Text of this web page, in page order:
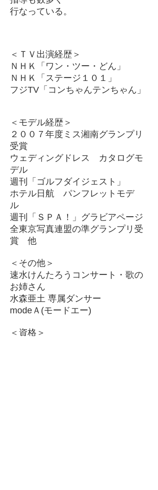
行なっている。
＜ＴＶ出演経歴＞
ＮＨＫ「ワン・ツー・どん」
ＮＨＫ「ステージ１０１」
フジTV「コンちゃんテンちゃん」
＜モデル経歴＞
２００７年度ミス湘南グランプリ
受賞
ウェディングドレス カタログモ
デル
週刊「ゴルフダイジェスト」
ホテル日航 パンフレットモデ
ル
週刊「ＳＰＡ！」グラビアページ
全東京写真連盟の準グランプリ受
賞 他
＜その他＞
速水けんたろうコンサート・歌の
お姉さん
水森亜土 専属ダンサー
modeＡ(モードエー)
＜資格＞